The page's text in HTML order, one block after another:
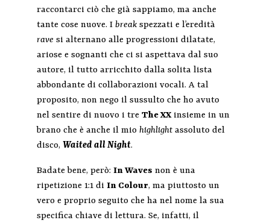
raccontarci ciò che già sappiamo, ma anche
tante cose nuove. I break spezzati e l’eredità
rave si alternano alle progressioni dilatate,
ariose e sognanti che ci si aspettava dal suo
autore, il tutto arricchito dalla solita lista
abbondante di collaborazioni vocali. A tal
proposito, non nego il sussulto che ho avuto
nel sentire di nuovo i tre The XXinsieme in un
brano che è anche il mio highlightassoluto del
disco, Waited all Night.
Badate bene, però: In Waves non è una
ripetizione 1:1 di In Colour, ma piuttosto un
vero e proprio seguito che ha nel nome la sua
specifica chiave di lettura. Se, infatti, il